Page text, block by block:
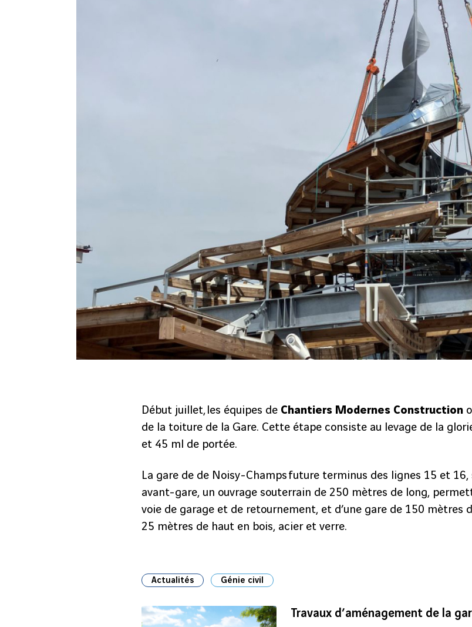
Début juillet, les équipes de Chantiers Modernes Construction
de la toiture de la Gare. Cette étape consiste au levage de la
et 45 ml de portée.
La gare de de Noisy-Champs future terminus des lignes 15 et 16,
avant-gare, un ouvrage souterrain de 250 mètres de long,
voie de garage et de retournement, et d’une gare de 150 mètres
25 mètres de haut en bois, acier et verre.
Actualités Génie civil
Travaux d’aménagement de la